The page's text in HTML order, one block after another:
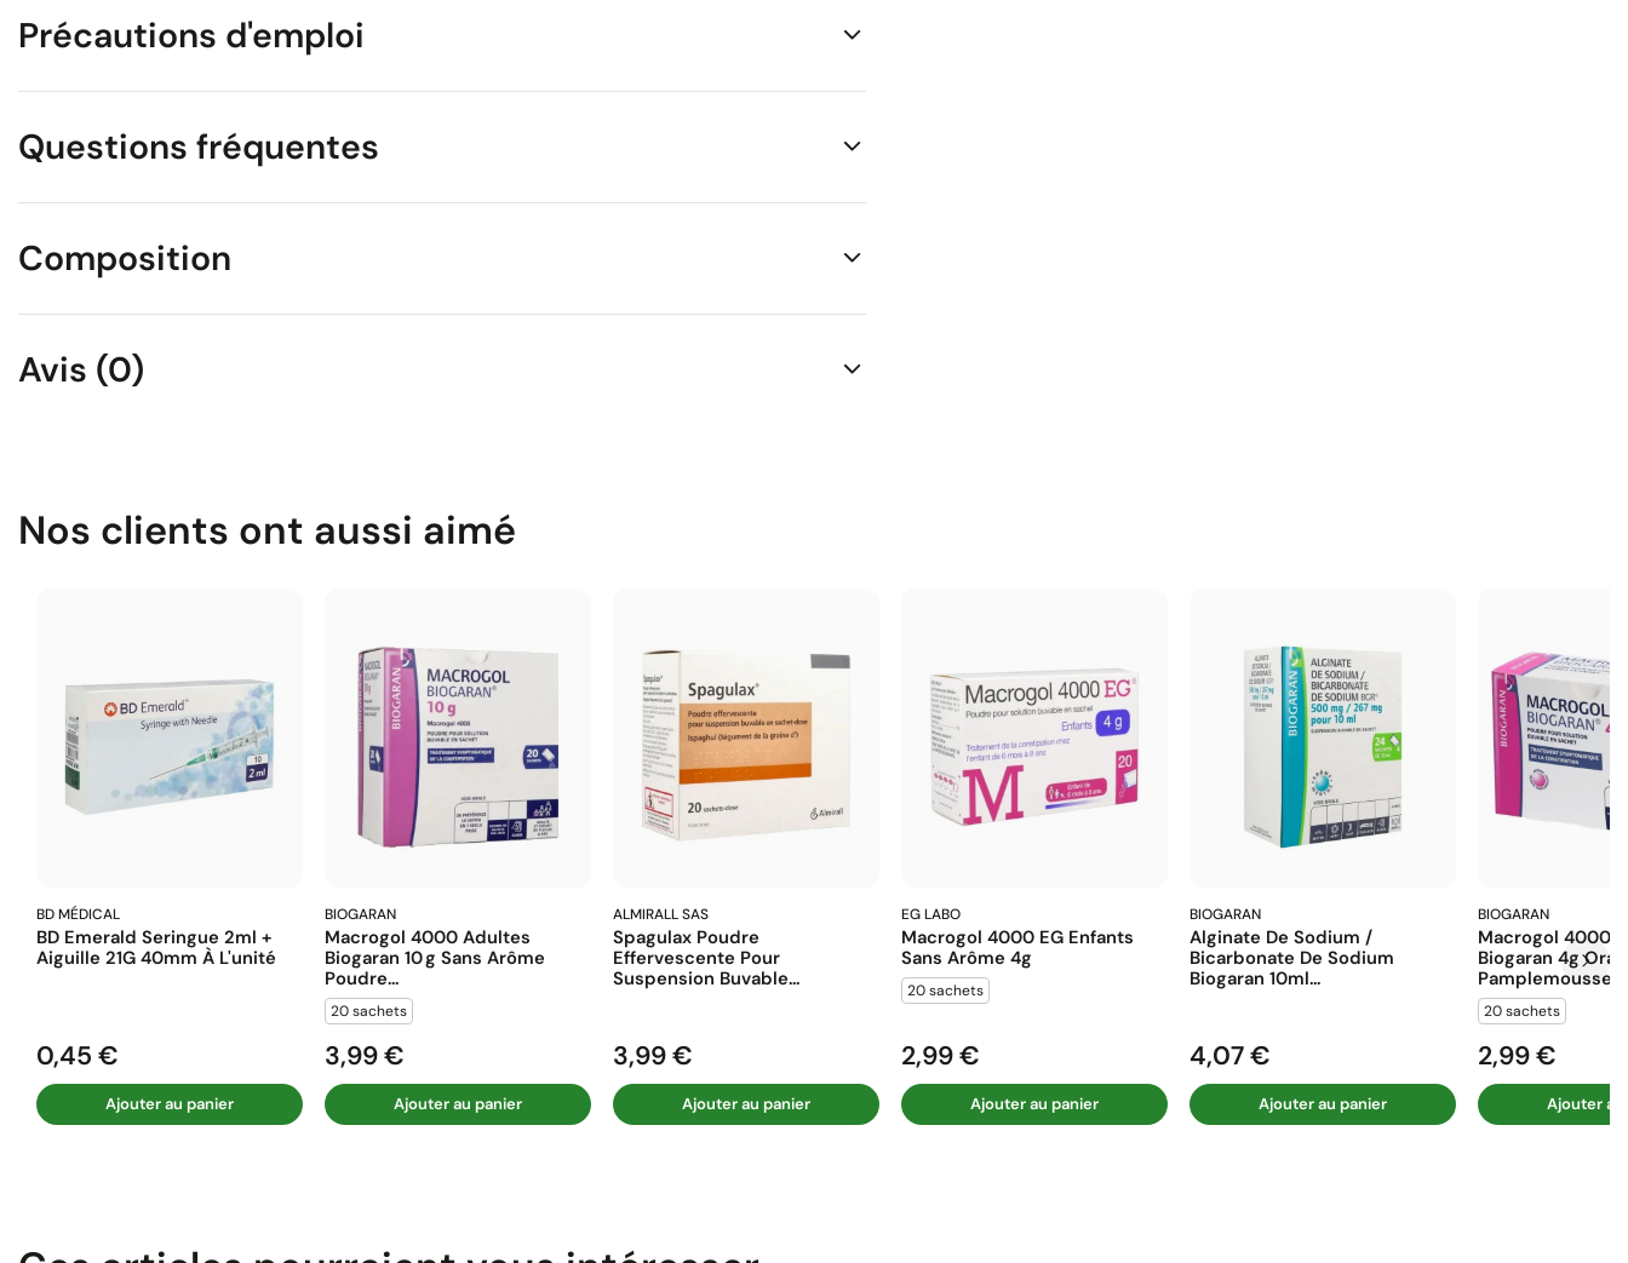
Précautions d'emploi
Questions fréquentes
Composition
Avis (0)
Nos clients ont aussi aimé
BD MÉDICAL
BD Emerald Seringue 2ml +
Aiguille 21G 40mm À L'unité
Prix
0,45 €
Ajouter au panier
BIOGARAN
Macrogol 4000 Adultes
Biogaran 10 G Sans Arôme
Poudre...
20 sachets
Prix
3,99 €
Ajouter au panier
ALMIRALL SAS
Spagulax Poudre
Effervescente Pour
Suspension Buvable...
Prix
3,99 €
Ajouter au panier
EG LABO
Macrogol 4000 EG Enfants
Sans Arôme 4g
20 sachets
Prix
2,99 €
Ajouter au panier
BIOGARAN
Alginate De Sodium /
Bicarbonate De Sodium
Biogaran 10ml...
Prix
4,07 €
Ajouter au panier
BIOGARAN
Macrogol 4000
Biogaran 4g
Pamplemousse...
20 sachets
Prix
2,99 €
Ajouter au